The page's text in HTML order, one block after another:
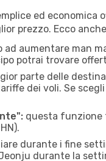
ed
prezzo. Ecco
ad aumentare man
potrai trovare
parte delle
dei voli. Se
questa funzione
durante i fine
durante la